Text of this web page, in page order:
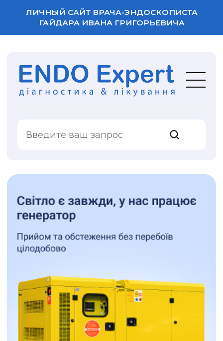
ЛИЧНЫЙ САЙТ ВРАЧА-ЭНДОСКОПИСТА
ГАЙДАРА ИВАНА ГРИГОРЬЕВИЧА
УСЛУГИ
ОСТАВИТЬ ОТЗЫВ